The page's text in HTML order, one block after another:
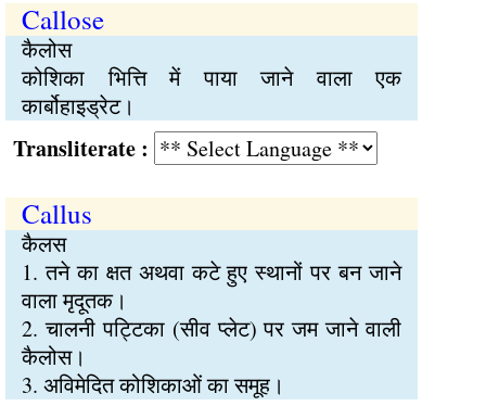
Callose
कैलोस
कोशिका भित्ति में पाया जाने वाला एक
कार्बोहाइड्रेट।
:
Callus
कैलस
1. तने का क्षत अथवा कटे हुए स्थानों पर बन जाने
वाला मृदूतक।
2. चालनी पट्टिका (सीव प्लेट) पर जम जाने वाली
कैलोस।
3. अविमेदित कोशिकाओं का समूह।